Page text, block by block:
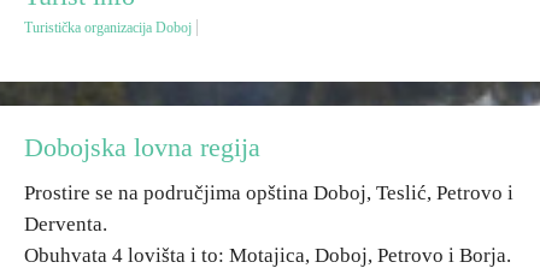
Manifestacije
Smještaj
Turistička organizacija Doboj
Dobojska lovna regija
Prostire se na područjima opština Doboj, Teslić, Petrovo i
Derventa.
Obuhvata 4 lovišta i to: Motajica, Doboj, Petrovo i Borja.